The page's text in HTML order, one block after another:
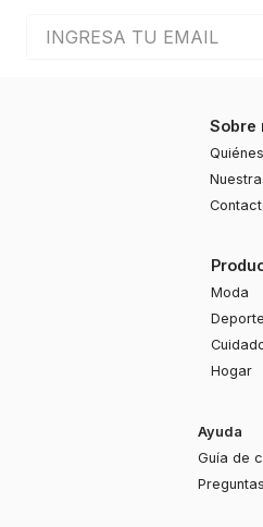
Sobre
Moda
Hogar
Ayuda
Guía de